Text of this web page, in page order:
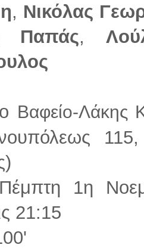
, Νικόλας
Παπάς,
Βαφείο-Λάκης
1η
21:15